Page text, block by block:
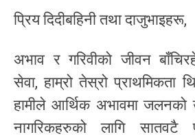
प्रिय दिदीबहिनी तथा दाजुभाइहरू,
अभाव र गरिवीको जीवन
सेवा, हाम्रो तेस्रो प्राथमिकता
हामीले आर्थिक अभावमा जलनको
नागरिकहरुको लागि सातवटै